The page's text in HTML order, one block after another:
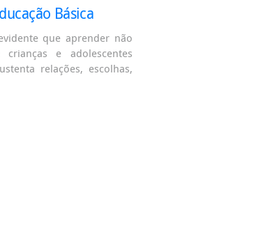
Básica
que aprender não
e adolescentes
relações, escolhas,